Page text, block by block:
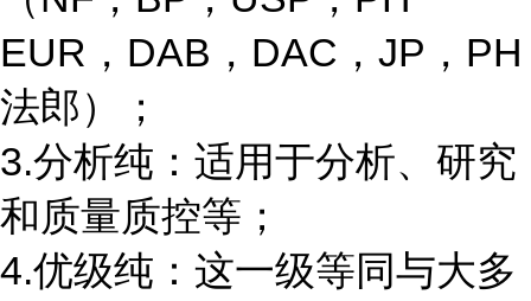
EUR，DAB，DAC，JP，PH
法郎）；
3.分析纯：适用于分析、研究
和质量质控等；
4.优级纯：这一级等同与大多